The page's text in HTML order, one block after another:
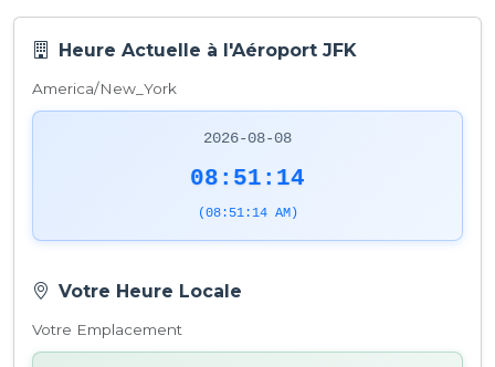
Heure Actuelle à l'Aéroport JFK
America/New_York
2026-08-08
08:51:14
(08:51:14 AM)
Votre Heure Locale
Votre Emplacement